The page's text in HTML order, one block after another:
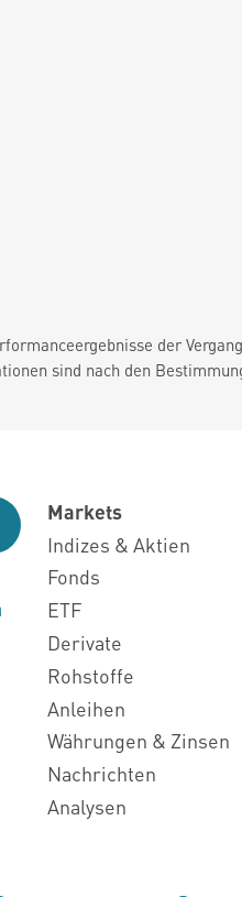
der
sind nach den
Markets
Indizes & Aktien
Fonds
ETF
Derivate
Rohstoffe
Anleihen
Währungen & Zinsen
Nachrichten
Analysen